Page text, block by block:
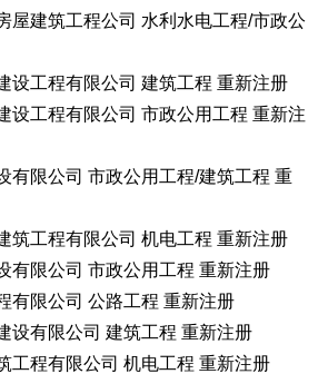
屋建筑工程公司 水利水电工程/市政公
设工程有限公司 建筑工程 重新注册
设工程有限公司 市政公用工程 重新注
有限公司 市政公用工程/建筑工程 重
筑工程有限公司 机电工程 重新注册
有限公司 市政公用工程 重新注册
有限公司 公路工程 重新注册
设有限公司 建筑工程 重新注册
工程有限公司 机电工程 重新注册